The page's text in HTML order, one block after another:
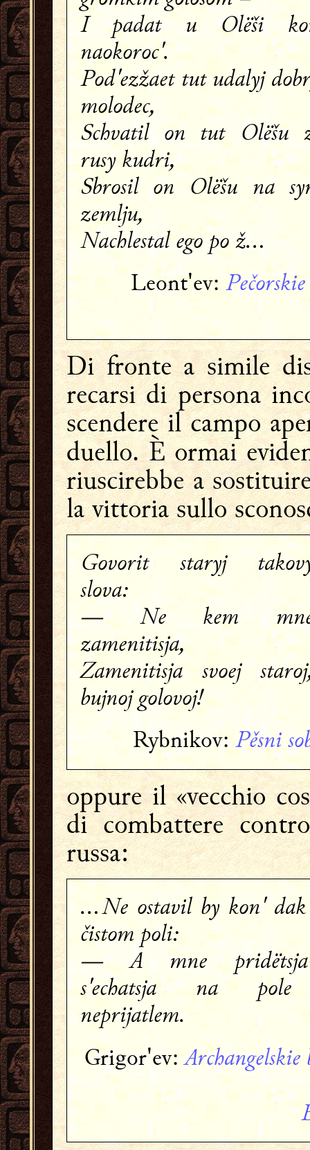
I padat u Olëši
naokoroc'.
Pod'ezžaet tut udalyj
molodec,
Schvatil on tut Olëšu
rusy kudri,
Sbrosil on Olëšu na
zemlju,
Nachlestal ego po ž…
Leont'ev:
Di fronte a simile
recarsi di persona
scendere il campo
duello. È ormai
riuscirebbe a
la vittoria sullo
Govorit staryj
slova:
— Ne kem
zamenitisja,
Zamenitisja svoej
bujnoj golovoj!
Rybnikov: Pěsni
oppure il «vecchio
di combattere
russa:
…Ne ostavil by kon'
čistom poli:
— A mne
s'echatsja na
neprijatlem.
Grigor'ev: